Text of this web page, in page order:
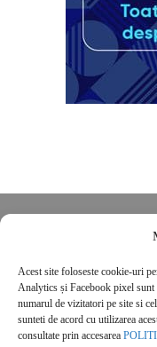
Acest site foloseste cookie-uri
Analytics și Facebook pixel
numarul de vizitatori pe site si
sunteti de acord cu utilizarea
consultate prin accesarea
POLITICĂ DE
Politica de cookies